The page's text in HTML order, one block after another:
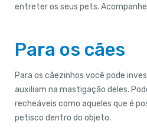
entreter os seus pets.
Para os cães
Para os cãezinhos você pode
auxiliam na mastigação deles.
recheáveis como aqueles que é
petisco dentro do objeto.